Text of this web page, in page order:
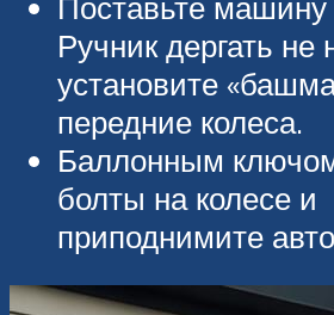
Ручник дергать
установите
передние колеса.
Баллонным
болты на колесе и
приподнимите